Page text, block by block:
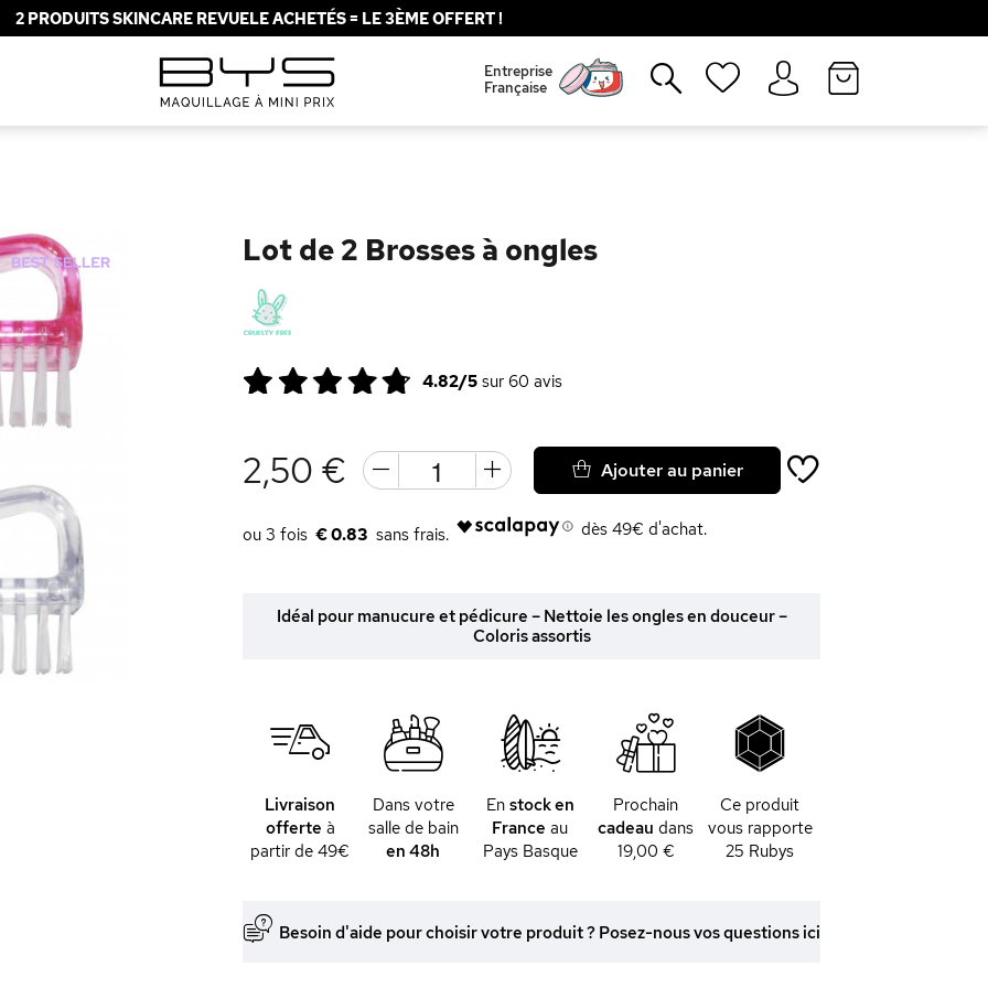
2 PRODUITS SKINCARE REVUELE ACHETÉS = LE 3ÈME OFFERT !
Entreprise
Française
Lot de 2 Brosses à ongles
4.82/5sur 60 avis
2,50 €
€ 0.83 dès 49€ d'achat.
Ajouter au panier
Idéal pour manucure et pédicure – Nettoie les ongles en douceur –
Coloris assortis
Livraison
offerte à
partir de 49€
Dans votre
salle de bain
en 48h
En stock en
France au
Pays Basque
Prochain
cadeau dans
19,00 €
Ce produit
vous rapporte
25 Rubys
Besoin d'aide pour choisir votre produit ? Posez-nous vos questions ici